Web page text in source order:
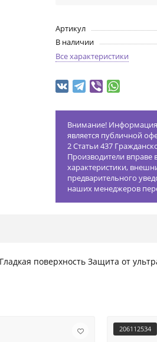
Артикул
В наличии
Все характеристики
Внимание! Информация
является публичной
2 Статьи 437
Производители вправе
характеристики,
предварительного
наших менеджеров
поверхность Защита от
206112534